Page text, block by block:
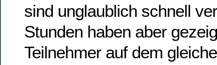
sind unglaublich schnell
Stunden haben aber
Teilnehmer auf dem